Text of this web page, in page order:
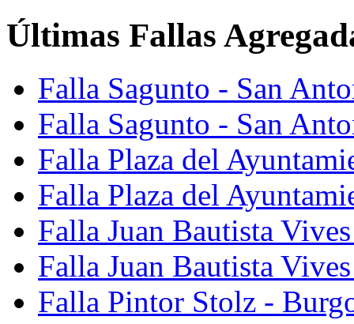
Últimas Fallas
Falla Sagunto - San
Falla Sagunto - San
Falla Plaza del
Falla Plaza del
Falla Juan Bautista
Falla Juan Bautista
Falla Pintor Stolz -